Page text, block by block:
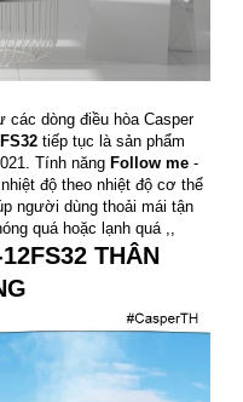
dòng điều hòa Casper
tiếp tục là sản phẩm
Tính năng Follow me -
độ theo nhiệt độ cơ thể
người dùng thoải mái tận
quá hoặc lạnh quá ,,
THÂN